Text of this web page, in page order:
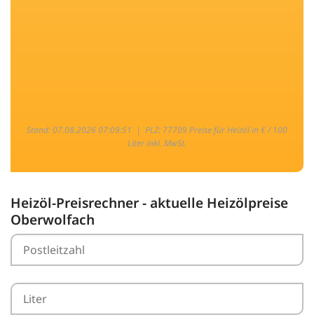
Stand: 07.08.2026 07:09:51 | PLZ: 77709 Preise für Heizöl in € / 100
Liter inkl. MwSt.
Heizöl-Preisrechner - aktuelle Heizölpreise
Oberwolfach